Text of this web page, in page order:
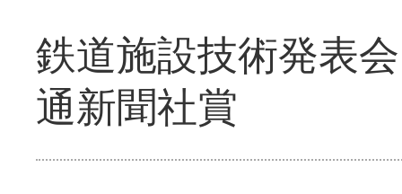
鉄道施設技術発表
通新聞社賞